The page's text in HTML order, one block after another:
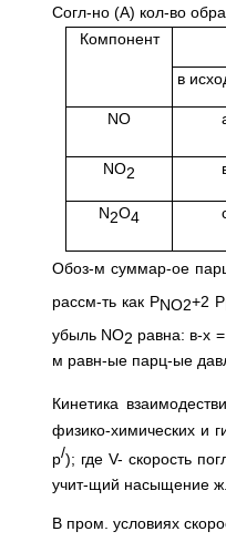
Согл-но (А) кол-во
Компонент
в
NO
NO2
N2O4
Обоз-м суммар-ое
рассм-ть как РNO2+2 Р
убыль NO2 равна: в-х
м равн-ые парц-ые
Кинетика
физико-химических и
p/); где V- скорость
учит-щий насыщение
В пром. условиях